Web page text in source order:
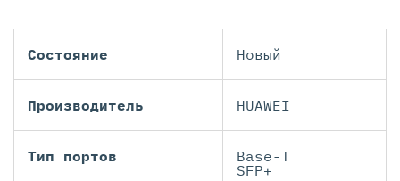
Состояние Новый
Производитель HUAWEI
Тип портов
Base-T
SFP+